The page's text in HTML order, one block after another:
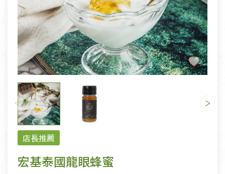
店長推薦
宏基泰國龍眼蜂蜜